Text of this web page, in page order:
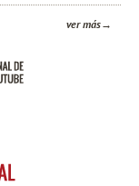
ver más